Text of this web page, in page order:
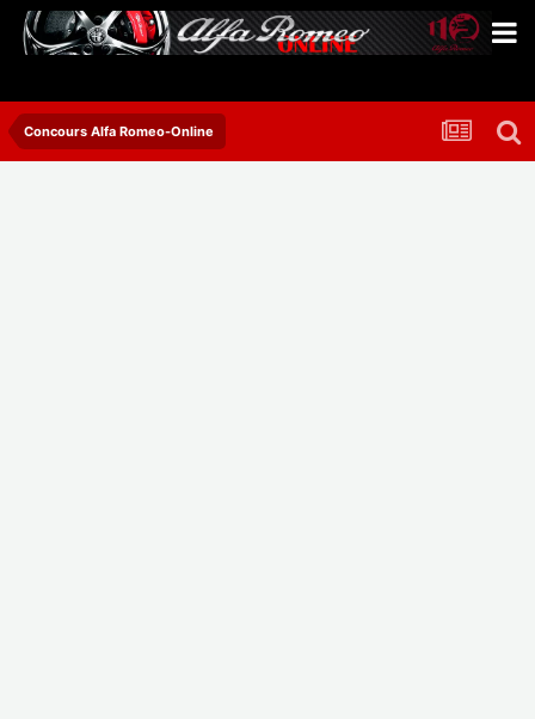
Concours Alfa Romeo-Online